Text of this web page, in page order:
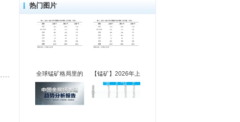
热门图片
全球锰矿格局里的 【锰矿】2026年上